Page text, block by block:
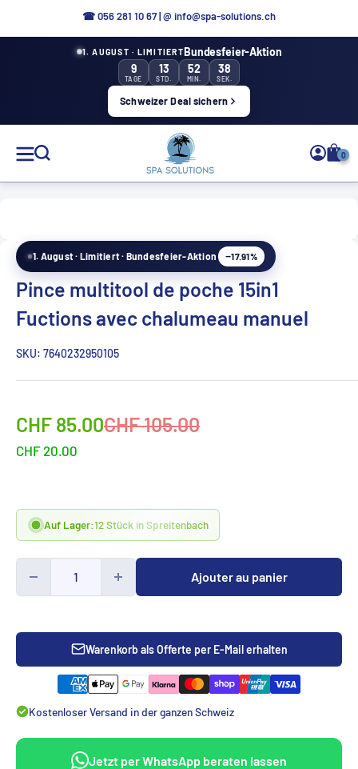
☎ 056 281 10 67|@ info@spa-solutions.ch
1. AUGUST · LIMITIERTBundesfeier-Aktion
9
TAGE
13
STD.
52
MIN.
37
SEK.
Schweizer Deal sichern
Solutions
de
0
1. August · Limitiert · Bundesfeier-Aktion −17.91%
Pince multitool de poche 15in1
Fuctions avec chalumeau manuel
SKU: 7640232950105
Sonderpreis
CHF 85.00Normalpreis
CHF 105.00
CHF 20.00
Auf Lager:12 Stück in Spreitenbach
Ajouter au panier
Warenkorb als Offerte per E-Mail erhalten
Kostenloser Versand in der ganzen Schweiz
Jetzt per WhatsApp beraten lassen